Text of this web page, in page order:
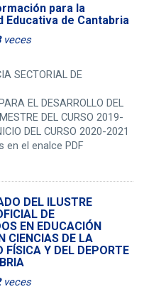
para la
Educativa de Cantabria
veces
SECTORIAL DE
EL DESARROLLO DEL
DEL CURSO 2019-
DEL CURSO 2020-2021
en el enalce PDF
DEL ILUSTRE
DE
EN EDUCACIÓN
CIENCIAS DE LA
FÍSICA Y DEL DEPORTE
veces